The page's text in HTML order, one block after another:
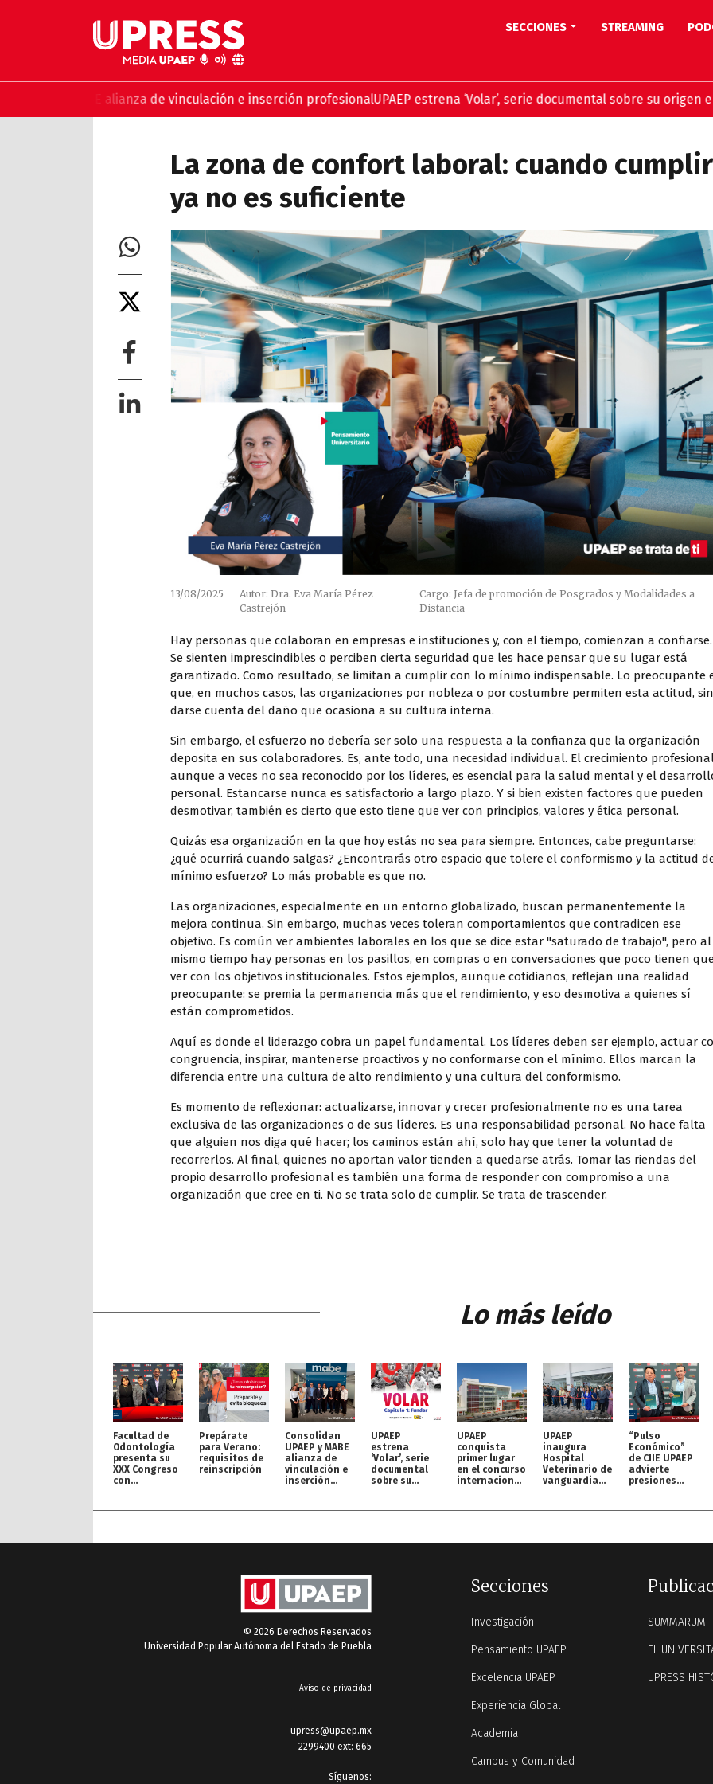
SECCIONES STREAMING
y MABE alianza de vinculación e inserción profesionalUPAEP estrena ‘Volar’, serie documental sobre su origen en
La zona de confort laboral: cuando cumplir
ya no es suficiente
13/08/2025
Autor: Dra. Eva María Pérez
Castrejón
Cargo: Jefa de promoción de Posgrados y Modalidades a
Distancia
Hay personas que colaboran en empresas e instituciones y, con el tiempo, comienzan a confiarse.
Se sienten imprescindibles o perciben cierta seguridad que les hace pensar que su lugar está
garantizado. Como resultado, se limitan a cumplir con lo mínimo indispensable. Lo preocupante
que, en muchos casos, las organizaciones por nobleza o por costumbre permiten esta actitud, sin
darse cuenta del daño que ocasiona a su cultura interna.
Sin embargo, el esfuerzo no debería ser solo una respuesta a la confianza que la organización
deposita en sus colaboradores. Es, ante todo, una necesidad individual. El crecimiento
aunque a veces no sea reconocido por los líderes, es esencial para la salud mental y el
personal. Estancarse nunca es satisfactorio a largo plazo. Y si bien existen factores que pueden
desmotivar, también es cierto que esto tiene que ver con principios, valores y ética personal.
Quizás esa organización en la que hoy estás no sea para siempre. Entonces, cabe preguntarse:
¿qué ocurrirá cuando salgas? ¿Encontrarás otro espacio que tolere el conformismo y la actitud
mínimo esfuerzo? Lo más probable es que no.
Las organizaciones, especialmente en un entorno globalizado, buscan permanentemente la
mejora continua. Sin embargo, muchas veces toleran comportamientos que contradicen ese
objetivo. Es común ver ambientes laborales en los que se dice estar "saturado de trabajo", pero al
mismo tiempo hay personas en los pasillos, en compras o en conversaciones que poco tienen
ver con los objetivos institucionales. Estos ejemplos, aunque cotidianos, reflejan una realidad
preocupante: se premia la permanencia más que el rendimiento, y eso desmotiva a quienes sí
están comprometidos.
Aquí es donde el liderazgo cobra un papel fundamental. Los líderes deben ser ejemplo, actuar
congruencia, inspirar, mantenerse proactivos y no conformarse con el mínimo. Ellos marcan la
diferencia entre una cultura de alto rendimiento y una cultura del conformismo.
Es momento de reflexionar: actualizarse, innovar y crecer profesionalmente no es una tarea
exclusiva de las organizaciones o de sus líderes. Es una responsabilidad personal. No hace falta
que alguien nos diga qué hacer; los caminos están ahí, solo hay que tener la voluntad de
recorrerlos. Al final, quienes no aportan valor tienden a quedarse atrás. Tomar las riendas del
propio desarrollo profesional es también una forma de responder con compromiso a una
organización que cree en ti. No se trata solo de cumplir. Se trata de trascender.
Lo más leído
Facultad de
Odontología
presenta su
XXX Congreso
con
Prepárate
para Verano:
requisitos de
reinscripción
Consolidan
UPAEP y MABE
alianza de
vinculación e
inserción
UPAEP
estrena
‘Volar’, serie
documental
sobre su
UPAEP
conquista
primer lugar
en el concurso
internacional
UPAEP
inaugura
Hospital
Veterinario de
vanguardia
“Pulso
Económico”
de CIIE UPAEP
advierte
presiones
México
© 2026 Derechos Reservados
Universidad Popular Autónoma del Estado de Puebla
Aviso de privacidad
upress@upaep.mx
2299400 ext: 665
Síguenos:
Secciones
Investigación
Pensamiento UPAEP
Excelencia UPAEP
Experiencia Global
Academia
Campus y Comunidad
SUMMARUM
EL
UPRESS